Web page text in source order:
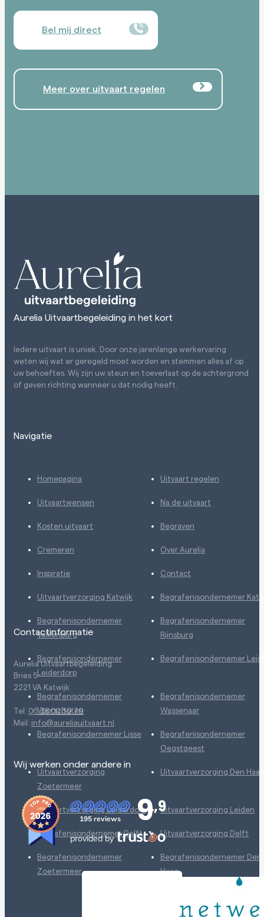
Bel mij direct
Meer over uitvaart regelen
Aurelia Uitvaartbegeleiding in het kort
Iedere uitvaart is uniek. Door onze jarenlange werkervaring
weten wij wat er geregeld moet worden en stemmen alles af op
uw behoeftes. Wij zijn uw steun en toeverlaat op de achtergrond
of geven richting wanneer u dat nodig heeft.
Navigatie
Homepagina Uitvaart regelen
Uitvaartwensen Na de uitvaart
Kosten uitvaart Begraven
Cremeren Over Aurelia
Inspiratie Contact
Uitvaartverzorging Katwijk Begrafenisondernemer
Begrafenisondernemer
Valkenburg
Begrafenisondernemer
Rijnsburg
Begrafenisondernemer
Leiderdorp
Begrafenisondernemer
Begrafenisondernemer
Voorschoten
Begrafenisondernemer
Wassenaar
Begrafenisondernemer Lisse
Begrafenisondernemer
Oegstgeest
Uitvaartverzorging
Zoetermeer
Uitvaartverzorging Den Haag
Uitvaartverzorging Leiderdorp Uitvaartverzorging Leiden
Begrafenisondernemer Delft Uitvaartverzorging Delft
Begrafenisondernemer
Zoetermeer
Begrafenisondernemer Den
Haag
Contactinformatie
Aurelia Uitvaartbegeleiding
Bries 5
2221 VA Katwijk
Tel: 06 38 00 39 79
Mail: info@aureliauitvaart.nl
Wij werken onder andere in
195 reviews 9,9
provided by